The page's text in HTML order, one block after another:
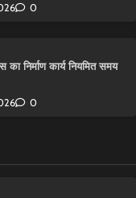
0
निर्माण कार्य नियमित समय
0